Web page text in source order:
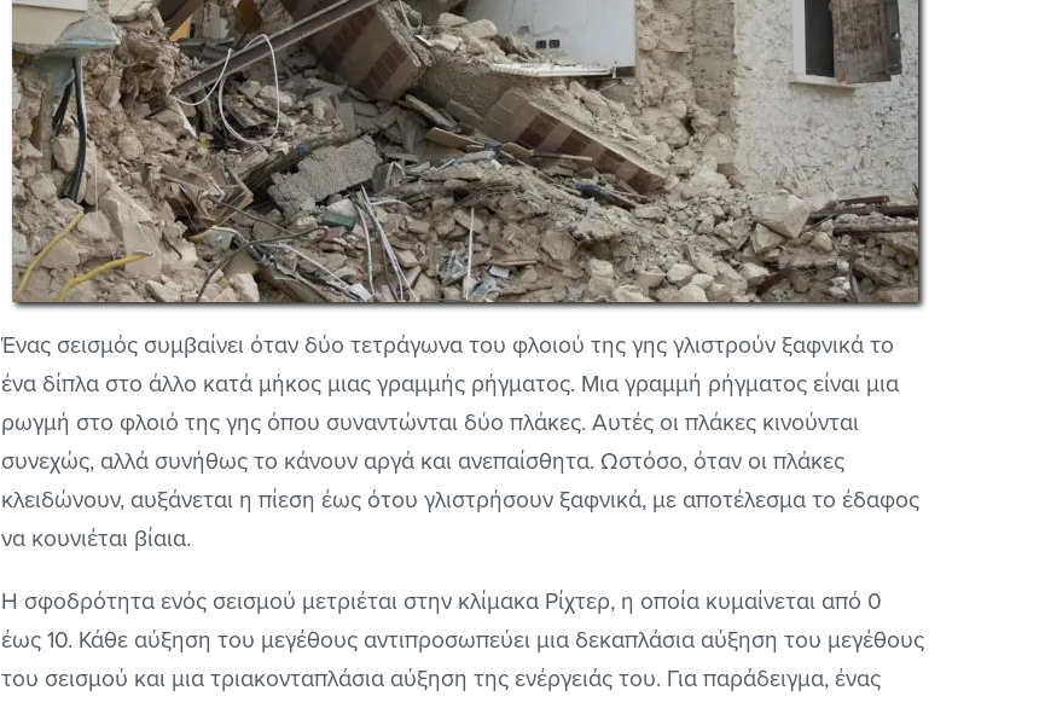
Ένας σεισμός συμβαίνει όταν δύο τετράγωνα του φλοιού της γης γλιστρούν ξαφνικά το
ένα δίπλα στο άλλο κατά μήκος μιας γραμμής ρήγματος. Μια γραμμή ρήγματος είναι μια
ρωγμή στο φλοιό της γης όπου συναντώνται δύο πλάκες. Αυτές οι πλάκες κινούνται
συνεχώς, αλλά συνήθως το κάνουν αργά και ανεπαίσθητα. Ωστόσο, όταν οι πλάκες
κλειδώνουν, αυξάνεται η πίεση έως ότου γλιστρήσουν ξαφνικά, με αποτέλεσμα το έδαφος
να κουνιέται βίαια.
Η σφοδρότητα ενός σεισμού μετριέται στην κλίμακα Ρίχτερ, η οποία κυμαίνεται από 0
έως 10. Κάθε αύξηση του μεγέθους αντιπροσωπεύει μια δεκαπλάσια αύξηση του μεγέθους
του σεισμού και μια τριακονταπλάσια αύξηση της ενέργειάς του. Για παράδειγμα, ένας